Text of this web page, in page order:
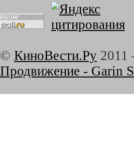
© КиноВести.Ру
Продвижение - Garin